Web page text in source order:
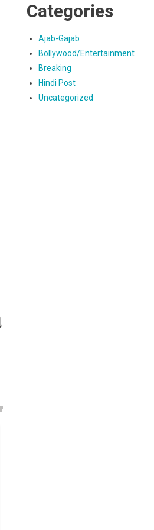
Categories
Ajab-Gajab
Bollywood/Entertainment
Breaking
Hindi Post
Uncategorized